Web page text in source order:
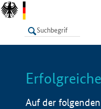
LISTE
Auf der